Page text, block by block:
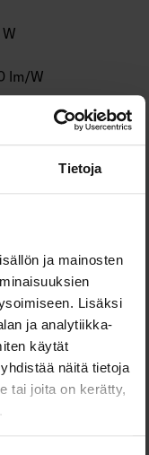
Tietoja
ja mainosten
Lisäksi
ja analytiikka-
käytät
näitä tietoja
tai joita on kerätty,
lm/W